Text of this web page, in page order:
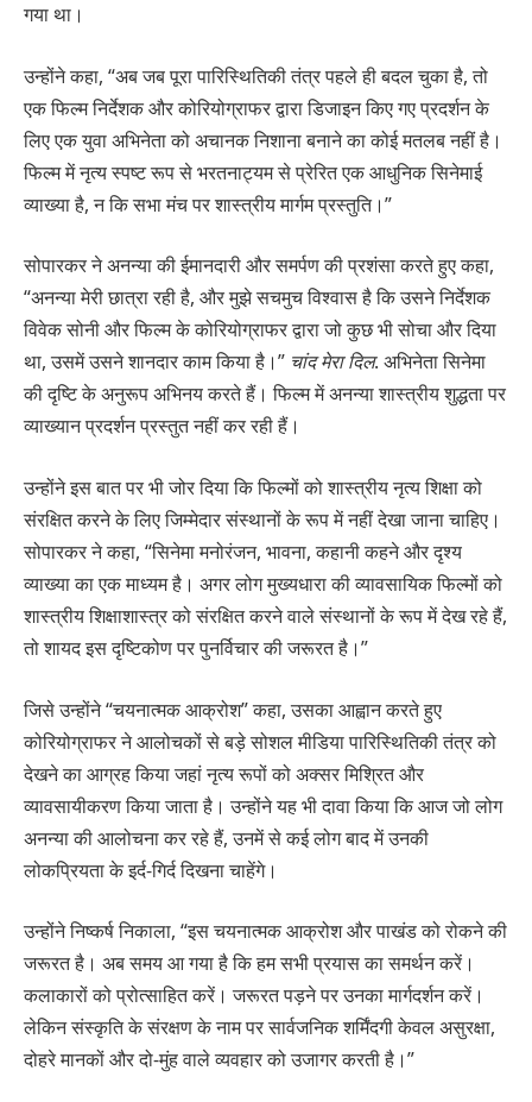
गया था।
उन्होंने कहा, “अब जब पूरा पारिस्थितिकी तंत्र पहले ही बदल चुका है, तो
एक फिल्म निर्देशक और कोरियोग्राफर द्वारा डिजाइन किए गए प्रदर्शन के
लिए एक युवा अभिनेता को अचानक निशाना बनाने का कोई मतलब नहीं है।
फिल्म में नृत्य स्पष्ट रूप से भरतनाट्यम से प्रेरित एक आधुनिक सिनेमाई
व्याख्या है, न कि सभा मंच पर शास्त्रीय मार्गम प्रस्तुति।”
सोपारकर ने अनन्या की ईमानदारी और समर्पण की प्रशंसा करते हुए कहा,
“अनन्या मेरी छात्रा रही है, और मुझे सचमुच विश्वास है कि उसने निर्देशक
विवेक सोनी और फिल्म के कोरियोग्राफर द्वारा जो कुछ भी सोचा और दिया
था, उसमें उसने शानदार काम किया है।” चांद मेरा दिल. अभिनेता सिनेमा
की दृष्टि के अनुरूप अभिनय करते हैं। फिल्म में अनन्या शास्त्रीय शुद्धता पर
व्याख्यान प्रदर्शन प्रस्तुत नहीं कर रही हैं।
उन्होंने इस बात पर भी जोर दिया कि फिल्मों को शास्त्रीय नृत्य शिक्षा को
संरक्षित करने के लिए जिम्मेदार संस्थानों के रूप में नहीं देखा जाना चाहिए।
सोपारकर ने कहा, “सिनेमा मनोरंजन, भावना, कहानी कहने और दृश्य
व्याख्या का एक माध्यम है। अगर लोग मुख्यधारा की व्यावसायिक फिल्मों को
शास्त्रीय शिक्षाशास्त्र को संरक्षित करने वाले संस्थानों के रूप में देख रहे हैं,
तो शायद इस दृष्टिकोण पर पुनर्विचार की जरूरत है।”
जिसे उन्होंने “चयनात्मक आक्रोश” कहा, उसका आह्वान करते हुए
कोरियोग्राफर ने आलोचकों से बड़े सोशल मीडिया पारिस्थितिकी तंत्र को
देखने का आग्रह किया जहां नृत्य रूपों को अक्सर मिश्रित और
व्यावसायीकरण किया जाता है। उन्होंने यह भी दावा किया कि आज जो लोग
अनन्या की आलोचना कर रहे हैं, उनमें से कई लोग बाद में उनकी
लोकप्रियता के इर्द-गिर्द दिखना चाहेंगे।
उन्होंने निष्कर्ष निकाला, “इस चयनात्मक आक्रोश और पाखंड को रोकने की
जरूरत है। अब समय आ गया है कि हम सभी प्रयास का समर्थन करें।
कलाकारों को प्रोत्साहित करें। जरूरत पड़ने पर उनका मार्गदर्शन करें।
लेकिन संस्कृति के संरक्षण के नाम पर सार्वजनिक शर्मिंदगी केवल असुरक्षा,
दोहरे मानकों और दो-मुंह वाले व्यवहार को उजागर करती है।”